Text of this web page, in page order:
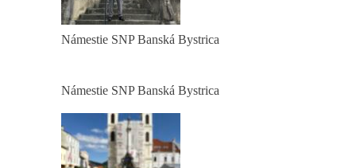
Námestie SNP Banská Bystrica
Námestie SNP Banská Bystrica